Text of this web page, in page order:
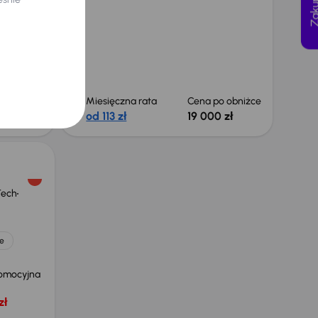
Miesięczna rata
od 113 zł
Cena po obniżce
19 000 zł